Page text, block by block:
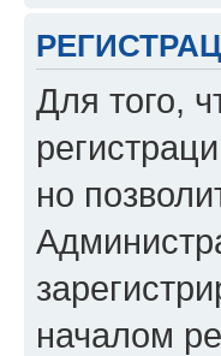
Для того,
но
началом